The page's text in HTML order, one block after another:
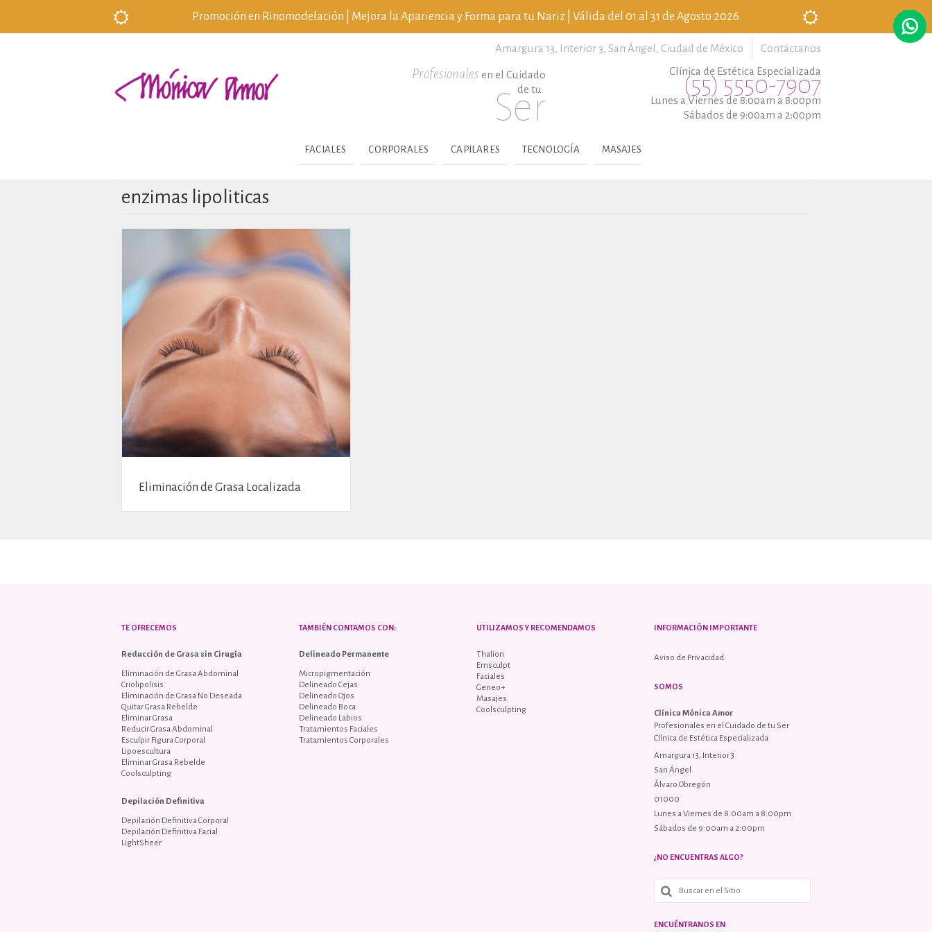
Promoción en Rinomodelación | Mejora la Apariencia y Forma para tu Nariz | Válida del 01 al 31 de Agosto 2026
Contáctanos
Amargura 13, Interior 3, San Ángel, Ciudad de México
Profesionales en el Cuidado
de tu
Ser
Clínica de Estética Especializada
(55) 5550-7907
Lunes a Viernes de 8:00am a 8:00pm
Sábados de 9:00am a 2:00pm
FACIALES CORPORALES CAPILARES TECNOLOGÍA MASAJES
enzimas lipoliticas
Eliminación de Grasa Localizada
TE OFRECEMOS
Reducción de Grasa sin Cirugía
Eliminación de Grasa Abdominal
Criolipolisis
Eliminación de Grasa No Deseada
Quitar Grasa Rebelde
Eliminar Grasa
Reducir Grasa Abdominal
Esculpir Figura Corporal
Lipoescultura
Eliminar Grasa Rebelde
Coolsculpting
Depilación Definitiva
Depilación Definitiva Corporal
Depilación Definitiva Facial
LightSheer
TAMBIÉN CONTAMOS CON:
Delineado Permanente
Micropigmentación
Delineado Cejas
Delineado Ojos
Delineado Boca
Delineado Labios
Tratamientos Faciales
Tratamientos Corporales
UTILIZAMOS Y RECOMENDAMOS
Thalion
Emsculpt
Faciales
Geneo+
Masajes
Coolsculpting
INFORMACIÓN IMPORTANTE
Aviso de Privacidad
SOMOS
Clínica Mónica Amor
Profesionales en el Cuidado de tu Ser
Clínica de Estética Especializada
Amargura 13, Interior 3
San Ángel
Álvaro Obregón
01000
Lunes a Viernes de 8:00am a 8:00pm
Sábados de 9:00am a 2:00pm
¿NO ENCUENTRAS ALGO?
ENCUÉNTRANOS EN